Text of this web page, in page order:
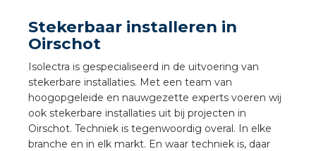
Stekerbaar installeren in
Oirschot
Isolectra is gespecialiseerd in de uitvoering van
stekerbare installaties. Met een team van
hoogopgeleide en nauwgezette experts voeren wij
ook stekerbare installaties uit bij projecten in
Oirschot. Techniek is tegenwoordig overal. In elke
branche en in elk markt. En waar techniek is, daar